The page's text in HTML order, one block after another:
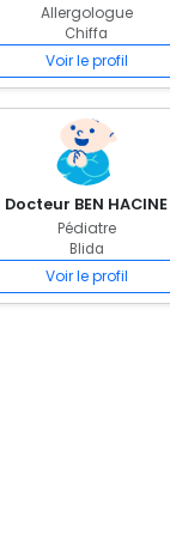
Allergologue
Chiffa
Voir le profil
Docteur BEN HACINE
Pédiatre
Blida
Voir le profil